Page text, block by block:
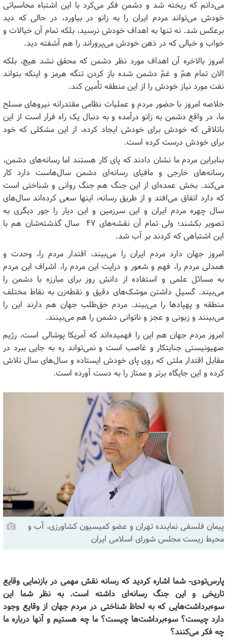
می‌دانم که ریخته شد و دشمن فکر می‌کرد با این اشتباه محاسباتی
خودش می‌تواند مردم ایران را به زانو در بیاورد، در حالی که دید
برعکس شد. نه تنها به اهداف خودش نرسید، بلکه تمام آن خیالات و
خواب و خیالی که در ذهن خودش می‌پروراند را هم آشفته دید.
امروز بالاخره آن اهداف مورد نظر دشمن که محقق نشد هیچ، بلکه
الان تمام همّ و غمّ دشمن شده باز کردن تنگه هرمز و اینکه بتواند
نفت مورد نیاز خودش را از این منطقه تأمین کند.
خلاصه امروز با حضور مردم و عملیات نظامی مقتدرانه نیروهای مسلح
ما، در واقع دشمن به زانو درآمده و به دنبال یک راه فرار است از این
باتلاقی که خودش برای خودش ایجاد کرده، از این مشکلی که خود
برای خودش درست کرده است.
بنابراین مردم ما نشان دادند که پای کار هستند اما رسانه‌های دشمن،
رسانه‌های خارجی و مافیای رسانه‌ای دشمن سال‌هاست دارد کار
می‌کند. بخش عمده‌ای از این جنگ هم جنگ روانی و شناختی است
که دارد اتفاق می‌افتد و از طریق رسانه، اینها سعی کرده‌اند سال‌های
سال چهره مردم ایران و این سرزمین و این دیار را جور دیگری به
تصویر بکشند؛ ولی تمام آن نقشه‌های ۴۷ سال گذشته‌شان هم با
این اشتباهی که کردند بر آب شد.
امروز جهان دارد مردم ایران را می‌بیند، اقتدار مردم را، وحدت و
همدلی مردم را، فهم و شعور و درایت این مردم را، اشراف این مردم
به مسائل علمی و استفاده از دانش روز برای مبارزه با دشمن را
می‌بیند. گسیل داشتن موشک‌های دقیق و نقطه‌زن به نقاط مختلف
منطقه و پهپادها را می‌بیند. مردم حق‌طلب جهان هم دارند این را
می‌بینند و زبونی و عجز و ناتوانی دشمن را هم می‌بینند.
امروز مردم جهان هم این را فهمیده‌اند که آمریکا پوشالی است، رژیم
صهیونیستی جنایتکار و غاصب است و نمی‌تواند ره به جایی ببرد در
مقابل اقتدار ملتی که روی پای خودش ایستاده و سال‌های سال تلاش
کرده و این جایگاه برتر و ممتاز را به دست آورده است.
پیمان فلسفی نماینده تهران و عضو کمیسیون کشاورزی، آب و
محیط زیست مجلس شورای اسلامی ایران
پارس‌تودی- شما اشاره کردید که رسانه نقش مهمی در بازنمایی وقایع
تاریخی و این جنگ رسانه‌ای داشته است. به نظر شما این
سوءبرداشت‌هایی که به لحاظ شناختی در مردم جهان از وقایع وجود
دارد چیست؟ سوءبرداشت‌ها چیست؟ ما چه هستیم و آنها درباره ما
چه فکر می‌کنند؟